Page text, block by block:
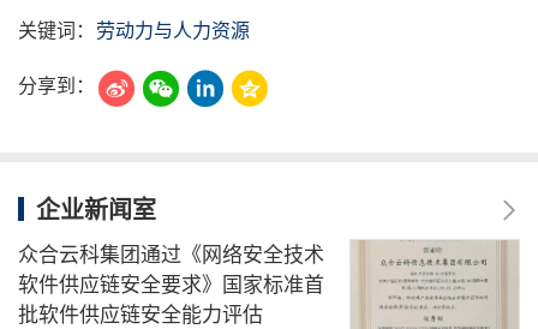
关键词： 劳动力与人力资源
分享到：
企业新闻室
众合云科集团通过《网络安全技术
软件供应链安全要求》国家标准首
批软件供应链安全能力评估